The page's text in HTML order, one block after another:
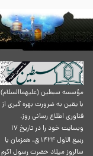
مؤسسه سبطين (عليهماالسلام)
با يقين به ضرورت بهره گیرى از
فناورى اطلاع رسانى روز،
وبسایت خود را در تاريخ 17
ربيع الاول 1424 ق. همزمان با
سالروز ميلاد حضرت رسول اكرم